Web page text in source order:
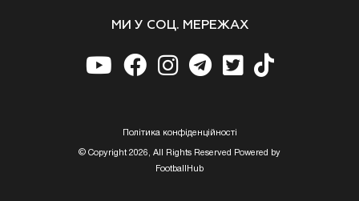
МИ У СОЦ. МЕРЕЖАХ
Полiтика конфiденцiйностi
© Copyright 2026, All Rights Reserved Powered by
FootballHub